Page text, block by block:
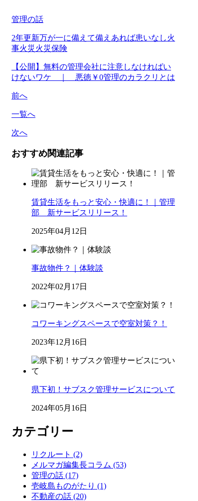
管理の話
2年更新万が一に備えて備えあれば患いなし火
事火災火災保険
【公開】無料の管理会社に注意しなければい
けないワケ ｜ 悪徳￥0管理のカラクリとは
前へ
一覧へ
次へ
おすすめ関連記事
賃貸生活をもっと安心・快適に！｜管理
部 新サービスリリース！
2025年04月12日
事故物件？｜体験談
2022年02月17日
コワーキングスペースで空室対策？！
2023年12月16日
県下初！サブスク管理サービスについて
2024年05月16日
カテゴリー
リクルート (2)
メルマガ編集長コラム (53)
管理の話 (17)
壱岐島ものがたり (1)
不動産の話 (20)